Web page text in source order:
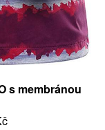
s membránou